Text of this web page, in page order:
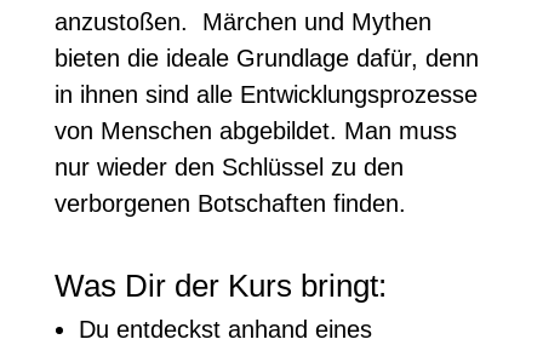
anzustoßen. Märchen und Mythen
bieten die ideale Grundlage dafür, denn
in ihnen sind alle Entwicklungsprozesse
von Menschen abgebildet. Man muss
nur wieder den Schlüssel zu den
verborgenen Botschaften finden.
Was Dir der Kurs bringt:
Du entdeckst anhand eines